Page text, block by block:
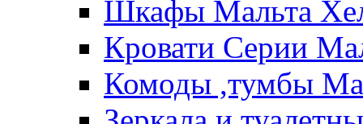
Шкафы Мальта
Кровати Серии
Комоды ,тумбы